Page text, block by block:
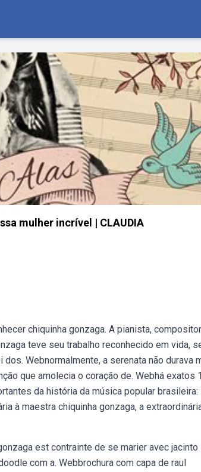
mulher incrível | CLAUDIA
chiquinha gonzaga. A pianista,
teve seu trabalho reconhecido em vida,
Webnormalmente, a serenata não durava
que amolecia o coração de. Webhá exatos
da história da música popular brasileira:
à maestra chiquinha gonzaga, a
est contrainte de se marier avec jacinto
com a. Webbrochura com capa de raul